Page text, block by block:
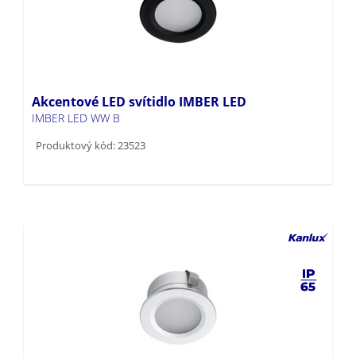
Akcentové LED svítidlo IMBER LED
IMBER LED WW B
Produktový kód: 23523